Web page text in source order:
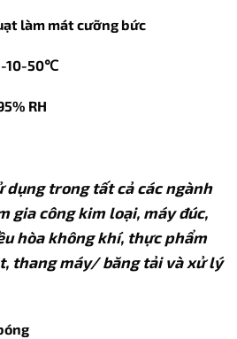
làm mát cưỡng bức
-10-50℃
RH
dụng trong tất cả các ngành
gia công kim loại, máy đúc,
hòa không khí, thực phẩm
thang máy/ băng tải và xử lý